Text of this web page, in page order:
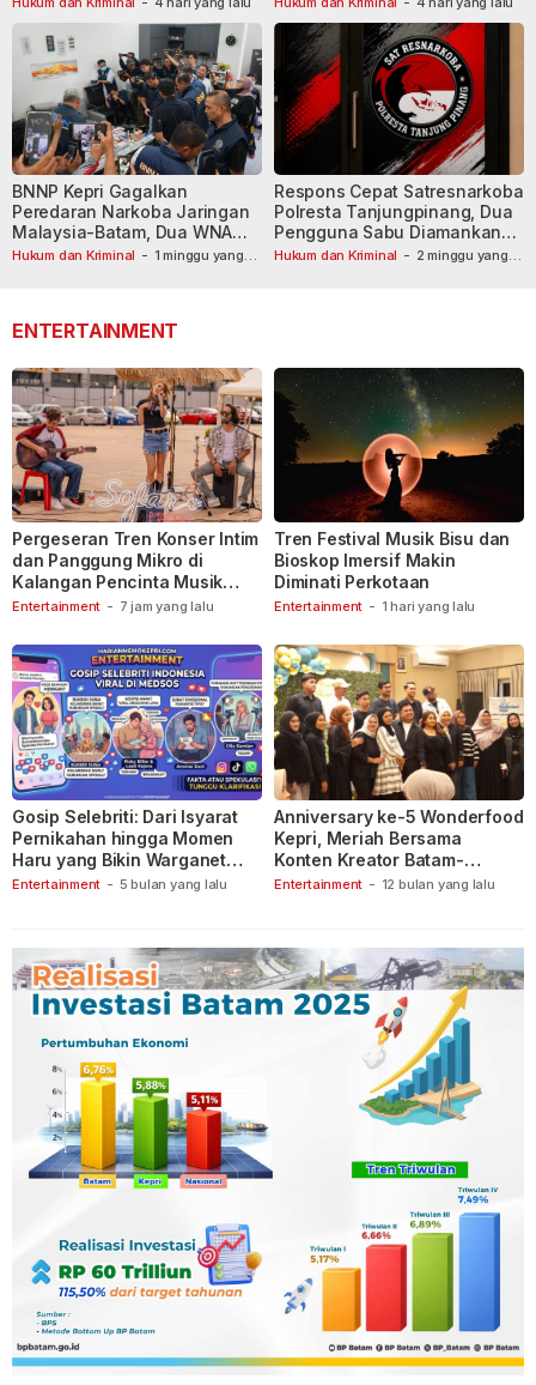
Hukum dan Kriminal - 1 minggu yang
BNNP Kepri Gagalkan
Peredaran Narkoba Jaringan
Malaysia-Batam, Dua WNA
Masih Diburu
Hukum dan Kriminal - 2 minggu yang
Respons Cepat Satresnarkoba
Polresta Tanjungpinang, Dua
Pengguna Sabu Diamankan
Usai Dilaporkan ke Call Center
ENTERTAINMENT
Entertainment - 7 jam yang lalu
Pergeseran Tren Konser Intim
dan Panggung Mikro di
Kalangan Pencinta Musik
Indonesia
Entertainment - 1 hari yang lalu
Tren Festival Musik Bisu dan
Bioskop Imersif Makin
Diminati Perkotaan
Entertainment - 5 bulan yang lalu
Gosip Selebriti: Dari Isyarat
Pernikahan hingga Momen
Haru yang Bikin Warganet
Berspekulasi
Entertainment - 12 bulan yang lalu
Anniversary ke-5 Wonderfood
Kepri, Meriah Bersama
Konten Kreator Batam-
Tanjungpinang